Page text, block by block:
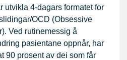
utvikla 4-dagars formatet for
OCD (Obsessive
Ved rutinemessig å
pasientane oppnår, har
90 prosent av dei som får